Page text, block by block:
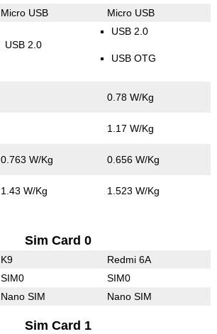
Micro USB Micro USB
USB 2.0
USB 2.0
USB OTG
0.78 W/Kg
1.17 W/Kg
0.763 W/Kg 0.656 W/Kg
1.43 W/Kg 1.523 W/Kg
Sim Card 0
K9 Redmi 6A
SIM0 SIM0
Nano SIM Nano SIM
Sim Card 1